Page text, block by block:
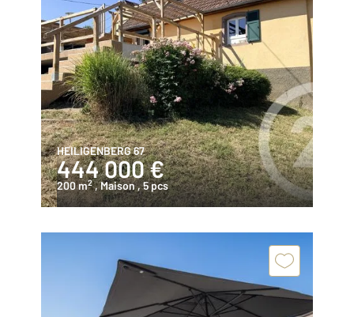
HEILIGENBERG 67
444 000 €
200 m2 , Maison, 5 pcs